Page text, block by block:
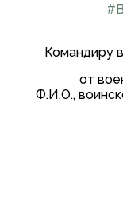
Командиру
от
Ф.И.О.,